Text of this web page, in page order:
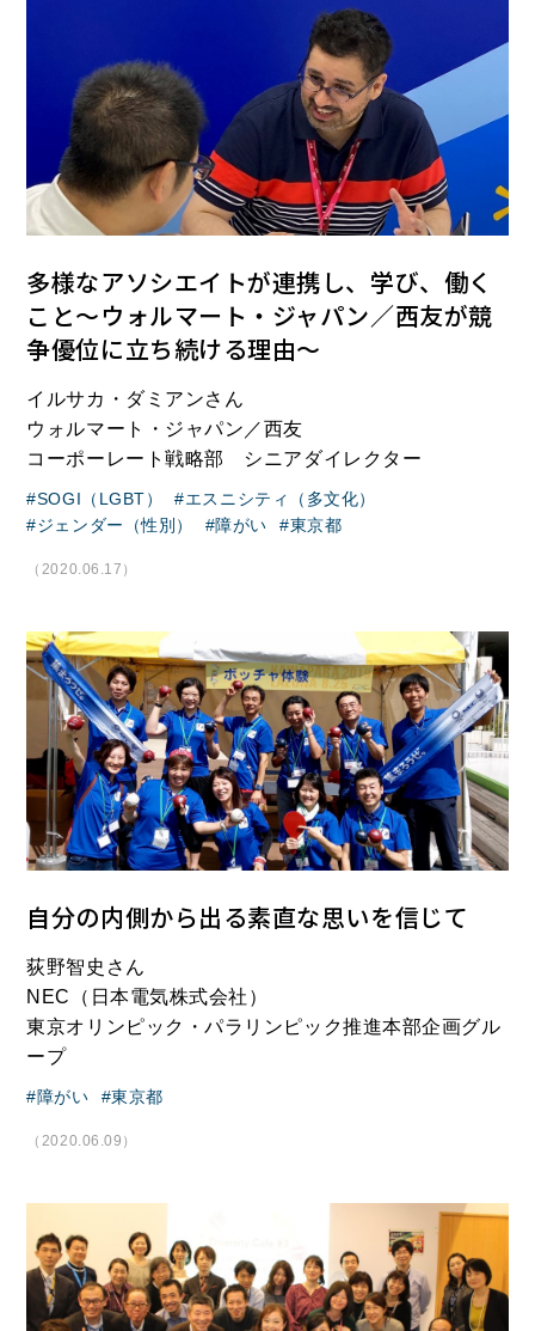
多様なアソシエイトが連携し、学び、働く
こと～ウォルマート・ジャパン／西友が競
争優位に立ち続ける理由～
イルサカ・ダミアンさん
ウォルマート・ジャパン／西友
コーポーレート戦略部 シニアダイレクター
SOGI（LGBT）
エスニシティ（多文化）
ジェンダー（性別）
障がい 東京都
（2020.06.17）
自分の内側から出る素直な思いを信じて
荻野智史さん
NEC（日本電気株式会社）
東京オリンピック・パラリンピック推進本部企画グル
ープ
障がい 東京都
（2020.06.09）